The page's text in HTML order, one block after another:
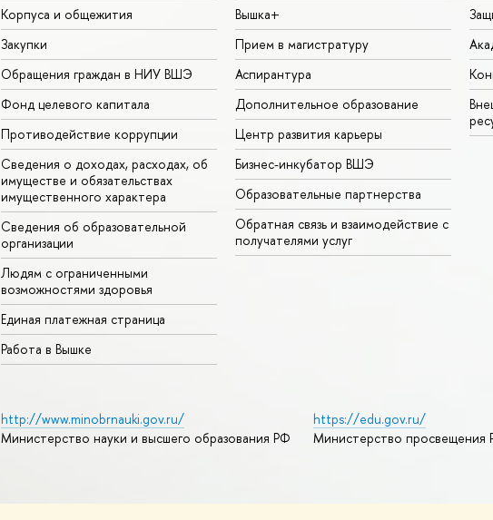
Корпуса и общежития
Закупки
Обращения граждан в НИУ ВШЭ
Фонд целевого капитала
Противодействие коррупции
Сведения о доходах, расходах, об
имуществе и обязательствах
имущественного характера
Сведения об образовательной
организации
Людям с ограниченными
возможностями здоровья
Единая платежная страница
Работа в Вышке
Вышка+
Прием в магистратуру
Аспирантура
Дополнительное образование
Центр развития карьеры
Бизнес-инкубатор ВШЭ
Образовательные партнерства
Обратная связь и взаимодействие с
получателями услуг
http://www.minobrnauki.gov.ru/
Министерство науки и высшего образования РФ
https://edu.gov.ru/
Министерство просвещения